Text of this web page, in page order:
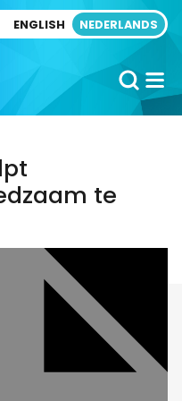
ENGLISH NEDERLANDS
te